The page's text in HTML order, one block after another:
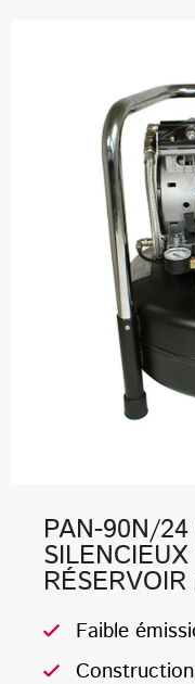
PAN-90N/24
Faible